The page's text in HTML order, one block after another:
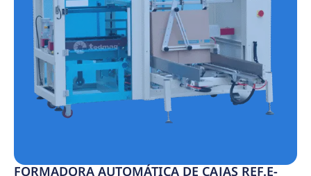
FORMADORA AUTOMÁTICA DE CAJAS REF.E-